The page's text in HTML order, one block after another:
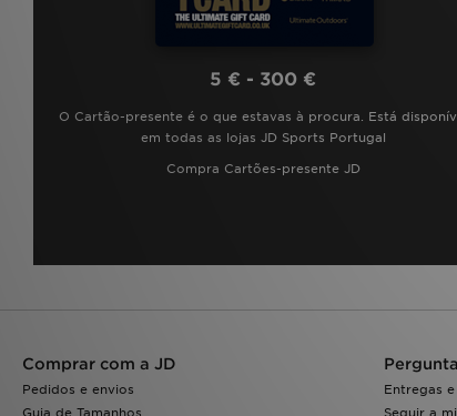
5 € - 300 €
O Cartão-presente é o que estavas à procura. Está
em todas as lojas JD Sports Portugal
Compra Cartões-presente JD
Comprar com a JD
Pedidos e envios
Guia de Tamanhos
Entregas
Seguir a